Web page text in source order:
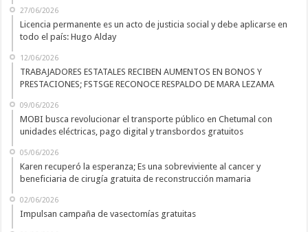
27/06/2026
Licencia permanente es un acto de justicia social y debe aplicarse en
todo el país: Hugo Alday
12/06/2026
TRABAJADORES ESTATALES RECIBEN AUMENTOS EN BONOS Y
PRESTACIONES; FSTSGE RECONOCE RESPALDO DE MARA LEZAMA
09/06/2026
MOBI busca revolucionar el transporte público en Chetumal con
unidades eléctricas, pago digital y transbordos gratuitos
05/06/2026
Karen recuperó la esperanza; Es una sobreviviente al cancer y
beneficiaria de cirugía gratuita de reconstrucción mamaria
02/06/2026
Impulsan campaña de vasectomías gratuitas